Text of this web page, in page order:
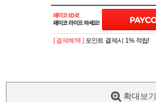
[ 결제혜택 ] 포인트 결제시 1% 적립!
확대보기